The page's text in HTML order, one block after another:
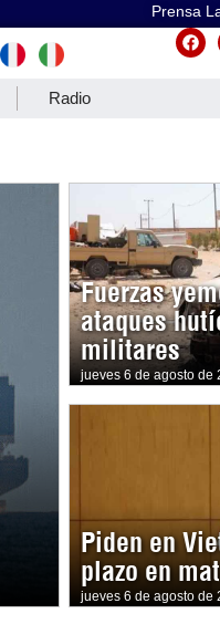
Prensa
Radio
Fuerzas
ataques
militares
jueves 6 de agosto de
Piden en
plazo en
jueves 6 de agosto de